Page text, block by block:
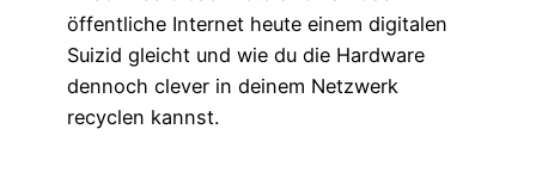
öffentliche Internet heute einem digitalen
Suizid gleicht und wie du die Hardware
dennoch clever in deinem Netzwerk
recyclen kannst.